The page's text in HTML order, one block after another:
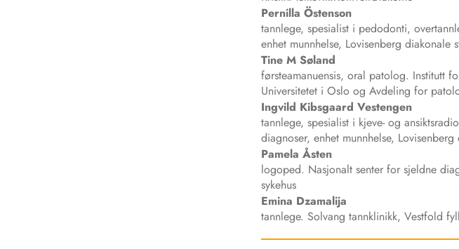
Pernilla Östenson
tannlege, spesialist i pedodonti,
enhet munnhelse, Lovisenberg diakonale
Tine M Søland
førsteamanuensis, oral patolog. Institutt
Universitetet i Oslo og Avdeling for
Ingvild Kibsgaard Vestengen
tannlege, spesialist i kjeve- og
diagnoser, enhet munnhelse, Lovisenberg
Pamela Åsten
logoped. Nasjonalt senter for sjeldne
sykehus
Emina Dzamalija
tannlege. Solvang tannklinikk, Vestfold